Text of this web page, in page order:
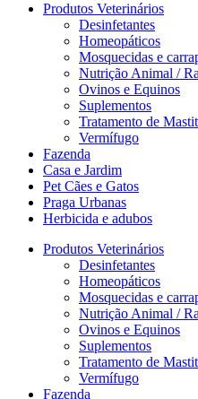
Produtos Veterinários
Desinfetantes
Homeopáticos
Mosquecidas e
Nutrição Animal /
Ovinos e Equinos
Suplementos
Tratamento de
Vermífugo
Fazenda
Casa e Jardim
Pet Cães e Gatos
Praga Urbanas
Herbicida e adubos
Produtos Veterinários
Desinfetantes
Homeopáticos
Mosquecidas e
Nutrição Animal /
Ovinos e Equinos
Suplementos
Tratamento de
Vermífugo
Fazenda